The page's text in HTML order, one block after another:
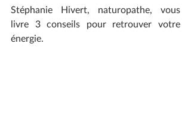
Stéphanie Hivert, naturopathe, vous
livre 3 conseils pour retrouver votre
énergie.